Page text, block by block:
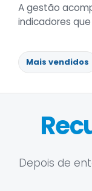
A gestão
indicadores
Mais vendidos
Depois de